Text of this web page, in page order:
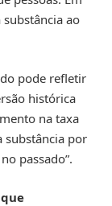
ao
pode refletir
histórica
na taxa
substância por
passado”.